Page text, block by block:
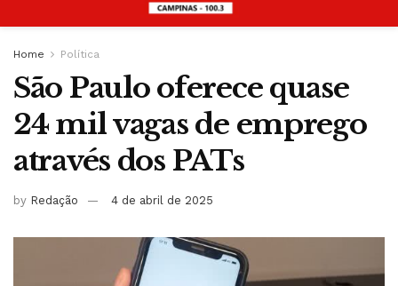
Home Política
São Paulo oferece quase
24 mil vagas de emprego
através dos PATs
by Redação 4 de abril de 2025